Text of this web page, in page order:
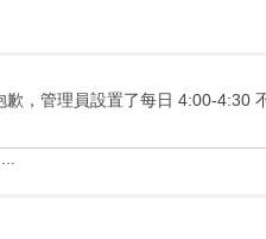
歉，管理員設置了每日 4:00-4:30